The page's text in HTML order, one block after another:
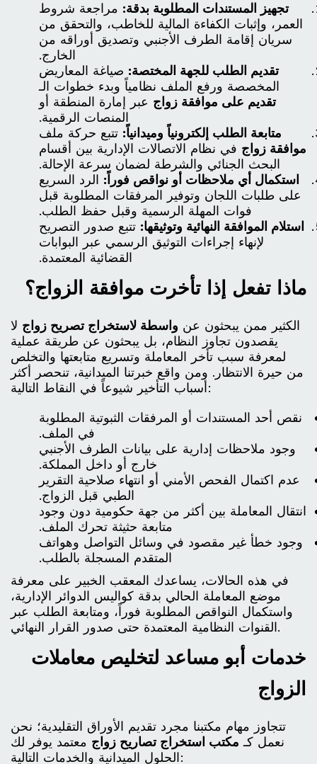
تجهيز المستندات المطلوبة بدقة: مراجعة شروط
العمر، وإثبات الكفاءة المالية للخاطب، والتحقق من
سريان إقامة الطرف الأجنبي وتصديق أوراقه من
الخارج.
تقديم الطلب للجهة المختصة: صياغة المعاريض
المخصصة ورفع الملف نظامياً وبدء خطوات الـ
تقديم على موافقة زواج عبر إمارة المنطقة أو
المنصات الرقمية.
متابعة الطلب إلكترونياً وميدانياً: تتبع حركة ملف
موافقة زواج في نظام الاتصالات الإدارية بين أقسام
البحث الجنائي والشرطة لضمان سرعة الإحالة.
استكمال أي ملاحظات أو نواقص فوراً: الرد السريع
على طلبات اللجان وتوفير المرفقات المطلوبة قبل
فوات المهلة الرسمية وقبل حفظ الطلب.
استلام الموافقة النهائية وتوثيقها: تتبع صدور التصريح
لإنهاء إجراءات التوثيق الرسمي عبر البوابات
القضائية المعتمدة.
ماذا تفعل إذا تأخرت موافقة الزواج؟
الكثير ممن يبحثون عن واسطة لاستخراج تصريح زواج لا
يقصدون تجاوز النظام، بل يبحثون عن طريقة عملية
لمعرفة سبب تأخر المعاملة وتسريع متابعتها والتخلص
من حيرة الانتظار. ومن واقع خبرتنا الميدانية، تنحصر أكثر
أسباب التأخير شيوعاً في النقاط التالية:
نقص أحد المستندات أو المرفقات الثبوتية المطلوبة
في الملف.
وجود ملاحظات إدارية على بيانات الطرف الأجنبي
خارج أو داخل المملكة.
عدم اكتمال الفحص الأمني أو انتهاء صلاحية التقرير
الطبي قبل الزواج.
انتقال المعاملة بين أكثر من جهة حكومية دون وجود
متابعة حثيثة تحرك الملف.
وجود خطأ غير مقصود في وسائل التواصل وهواتف
المتقدم المسجلة بالطلب.
في هذه الحالات، يساعدك المعقب الخبير على معرفة
موضع المعاملة الحالي بدقة كواليس الدوائر الإدارية،
واستكمال النواقص المطلوبة فوراً، ومتابعة الطلب عبر
القنوات النظامية المعتمدة حتى صدور القرار النهائي.
خدمات أبو مساعد لتخليص معاملات
الزواج
تتجاوز مهام مكتبنا مجرد تقديم الأوراق التقليدية؛ نحن
نعمل كـ مكتب استخراج تصاريح زواج معتمد يوفر لك
الحلول الميدانية والخدمات التالية: